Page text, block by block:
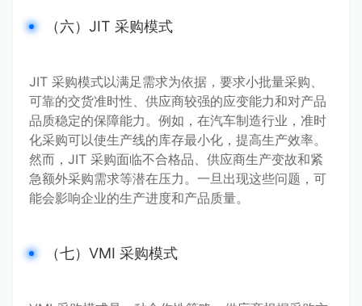
（六）JIT 采购模式
JIT 采购模式以满足需求为依据，要求小批量采购、
可靠的交货准时性、供应商较强的应变能力和对产品
品质稳定的保障能力。例如，在汽车制造行业，准时
化采购可以使生产线的库存最小化，提高生产效率。
然而，JIT 采购面临不合格品、供应商生产变故和紧
急额外采购需求等潜在压力。一旦出现这些问题，可
能会影响企业的生产进度和产品质量。
（七）VMI 采购模式